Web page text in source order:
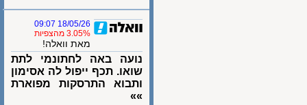
18/05/26 09:07
3.05% מהצפיות
מאת וואלה!
נועה באה לחתונמי לתת
שואו. תכף ייפול לה אסימון
ותבוא התרסקות מפוארת